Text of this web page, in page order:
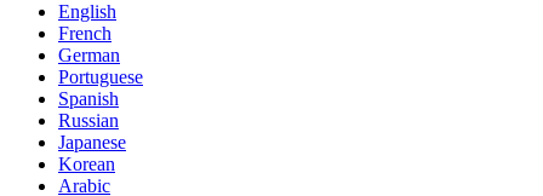
English
French
German
Portuguese
Spanish
Russian
Japanese
Korean
Arabic